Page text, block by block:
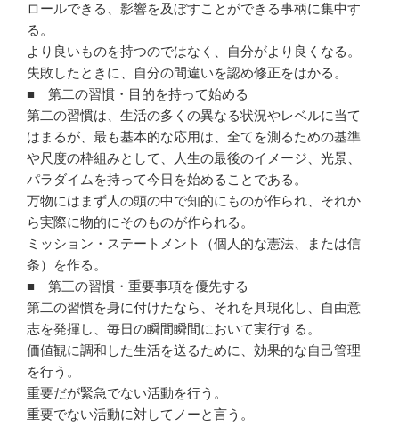
ロールできる、影響を及ぼすことができる事柄に集中す
る。
より良いものを持つのではなく、自分がより良くなる。
失敗したときに、自分の間違いを認め修正をはかる。
■ 第二の習慣・目的を持って始める
第二の習慣は、生活の多くの異なる状況やレベルに当て
はまるが、最も基本的な応用は、全てを測るための基準
や尺度の枠組みとして、人生の最後のイメージ、光景、
パラダイムを持って今日を始めることである。
万物にはまず人の頭の中で知的にものが作られ、それか
ら実際に物的にそのものが作られる。
ミッション・ステートメント（個人的な憲法、または信
条）を作る。
■ 第三の習慣・重要事項を優先する
第二の習慣を身に付けたなら、それを具現化し、自由意
志を発揮し、毎日の瞬間瞬間において実行する。
価値観に調和した生活を送るために、効果的な自己管理
を行う。
重要だが緊急でない活動を行う。
重要でない活動に対してノーと言う。